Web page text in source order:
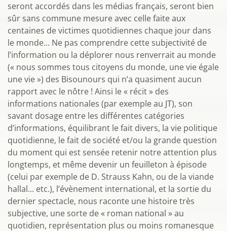
seront accordés dans les médias français, seront bien
sûr sans commune mesure avec celle faite aux
centaines de victimes quotidiennes chaque jour dans
le monde... Ne pas comprendre cette subjectivité de
l’information ou la déplorer nous renverrait au monde
(« nous sommes tous citoyens du monde, une vie égale
une vie ») des Bisounours qui n’a quasiment aucun
rapport avec le nôtre ! Ainsi le « récit » des
informations nationales (par exemple au JT), son
savant dosage entre les différentes catégories
d’informations, équilibrant le fait divers, la vie politique
quotidienne, le fait de société et/ou la grande question
du moment qui est sensée retenir notre attention plus
longtemps, et même devenir un feuilleton à épisode
(celui par exemple de D. Strauss Kahn, ou de la viande
hallal... etc.), l’évènement international, et la sortie du
dernier spectacle, nous raconte une histoire très
subjective, une sorte de « roman national » au
quotidien, représentation plus ou moins romanesque